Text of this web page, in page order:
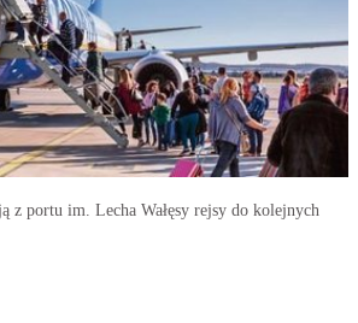
z portu im. Lecha Wałęsy rejsy do kolejnych